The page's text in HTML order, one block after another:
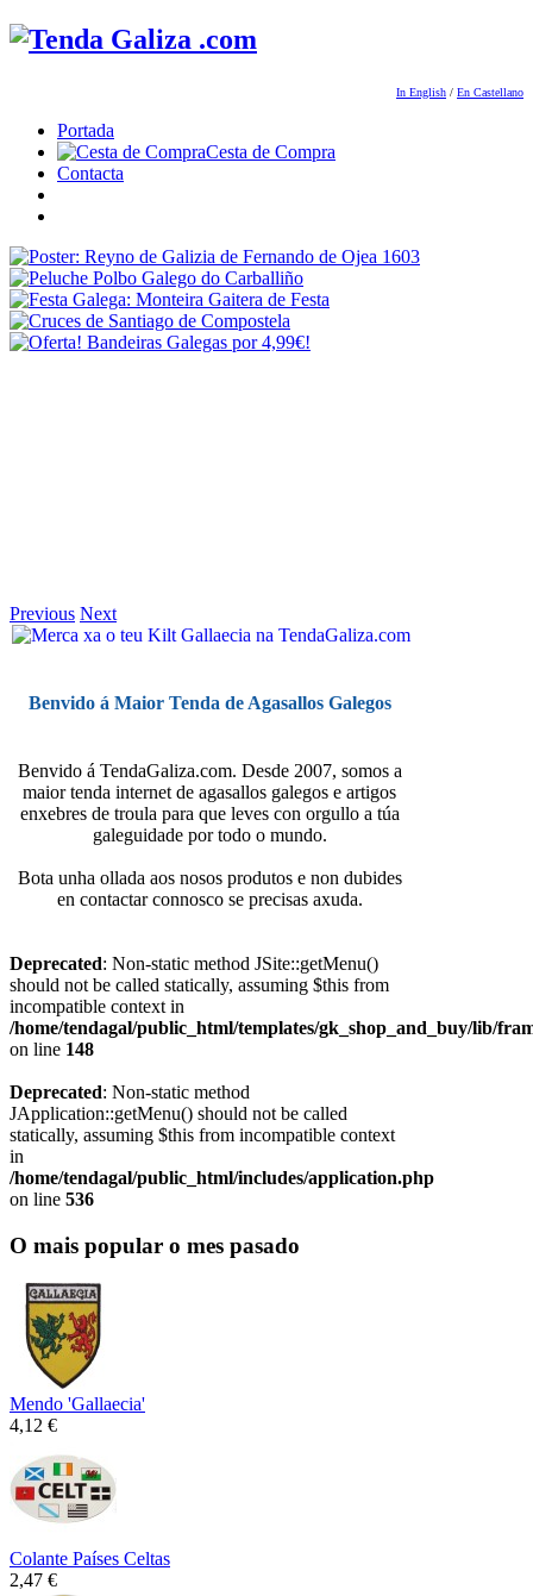
In English / En Castellano
Portada
Cesta de Compra
Contacta
Previous Next
Benvido á Maior Tenda de Agasallos Galegos
Benvido á TendaGaliza.com. Desde 2007, somos a
maior tenda internet de agasallos galegos e artigos
enxebres de troula para que leves con orgullo a túa
galeguidade por todo o mundo.
Bota unha ollada aos nosos produtos e non dubides
en contactar connosco se precisas axuda.
Deprecated: Non-static method JSite::getMenu()
should not be called statically, assuming $this from
incompatible context in
/home/tendagal/public_html/templates/gk_shop_and_buy/lib/
on line 148
Deprecated: Non-static method
JApplication::getMenu() should not be called
statically, assuming $this from incompatible context
in
/home/tendagal/public_html/includes/application.php
on line 536
O mais popular o mes pasado
Mendo 'Gallaecia'
4,12 €
Colante Países Celtas
2,47 €